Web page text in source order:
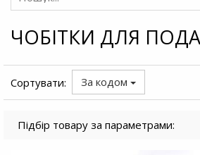
ЧОБІТКИ ДЛЯ
Сортувати: За кодом
Підбір товару за параметрами: